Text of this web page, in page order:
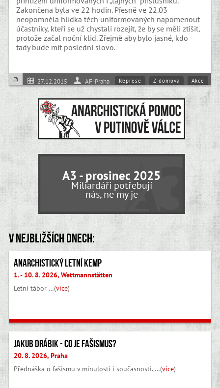
Zakončena byla ve 22 hodin. Přesně ve 22.03
neopomněla hlídka těch uniformovaných napomenout
účastníky, kteří se už chystali rozejít, že by se měli ztišit,
protože začal noční klid. Zřejmě aby bylo jasné, kdo
tady bude mít poslední slovo.
27.12.2015 AF-Praha Represe Z domova Akce
A3 - prosinec 2025
Miliardáři potřebují
nás, ne my je
V nejbližších dnech:
Anarchistický letní kemp
1. - 10. 8. 2026, Wettmannstätten
Letní tábor …(více)
Jakub Drábik - Co je fašismus?
20. 8. 2026, Praha
Přednáška o fašismu v minulosti i současnosti. …(více)